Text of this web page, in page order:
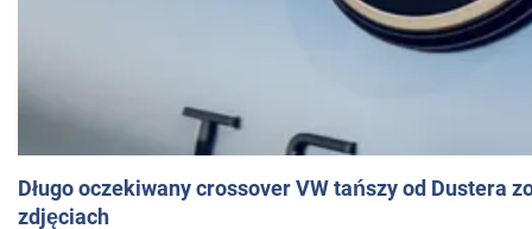
Długo oczekiwany crossover VW tańszy od Dustera
zdjęciach